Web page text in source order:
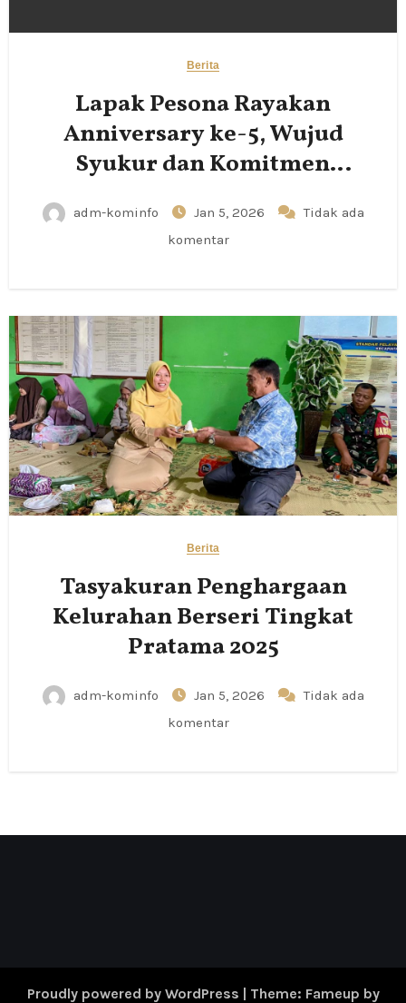
Berita
Lapak Pesona Rayakan
Anniversary ke-5, Wujud
Syukur dan Komitmen
adm-kominfo Jan 5, 2026
Tidak ada
komentar
Berita
Tasyakuran Penghargaan
Kelurahan Berseri Tingkat
Pratama 2025
adm-kominfo Jan 5, 2026
Tidak ada
komentar
Proudly powered by WordPress | Theme: Fameup by